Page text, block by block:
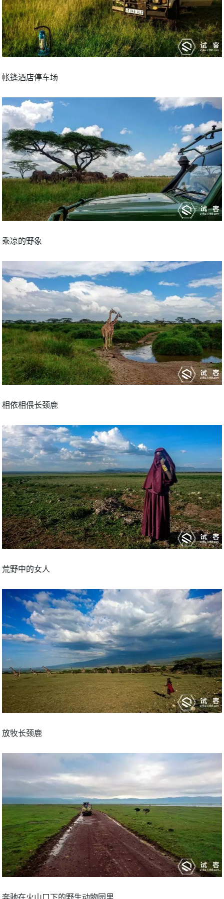
帐篷酒店停车场
乘凉的野象
相依相偎长颈鹿
荒野中的女人
放牧长颈鹿
奔驰在火山口下的野生动物园里